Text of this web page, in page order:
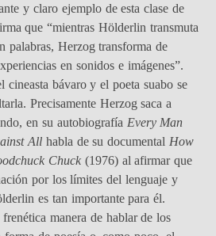
y claro ejemplo de esta clase de
que “mientras Hölderlin transmuta
palabras, Herzog transforma de
en sonidos e imágenes”.
cineasta bávaro y el poeta suabo se
Precisamente Herzog saca a
en su autobiografía Every Man
All habla de su documental How
Chuck (1976) al afirmar que
por los límites del lenguaje y
es tan importante para él.
manera de hablar de los